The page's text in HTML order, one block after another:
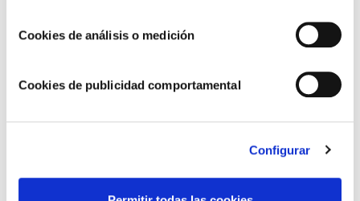
Cookies de análisis o medición
Cookies de publicidad comportamental
Configurar